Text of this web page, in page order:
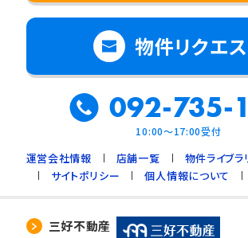
物件リクエ
092-735-
10:00～17:00受付
運営会社情報 店舗一覧
物件ライブラ
サイトポリシー
個人情報について
三好不動産